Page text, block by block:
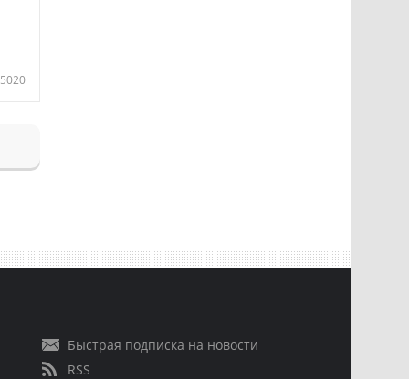
5020
Быстрая подписка на новости
RSS